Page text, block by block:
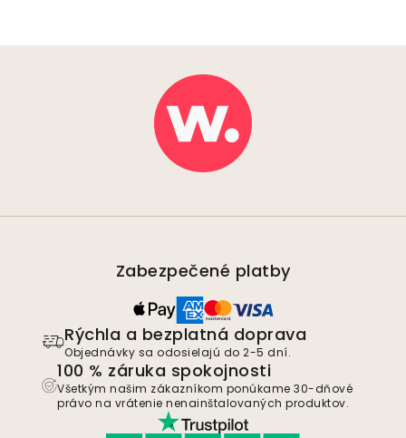
Zabezpečené platby
Rýchla a bezplatná doprava
Objednávky sa odosielajú do 2-5 dní.
100 % záruka spokojnosti
Všetkým našim zákazníkom ponúkame 30-dňové
právo na vrátenie nenainštalovaných produktov.